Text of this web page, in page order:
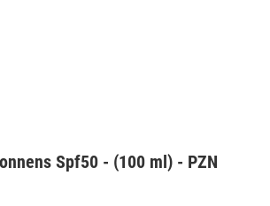
Spf50 - (100 ml) - PZN